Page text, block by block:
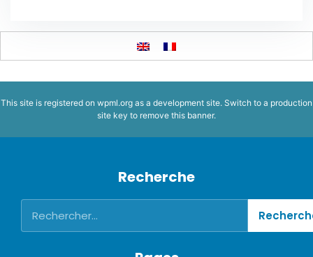
Recherche
This site is registered on wpml.org as a development site. Switch to a production
site key to remove this banner.